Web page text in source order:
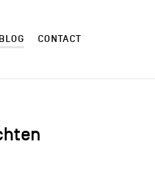
BLOG CONTACT